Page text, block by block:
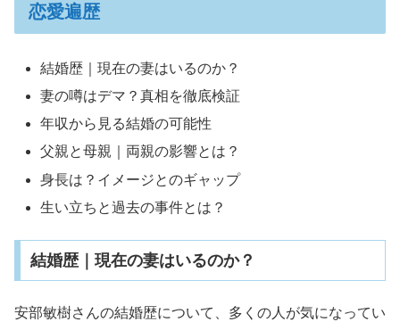
恋愛遍歴
結婚歴｜現在の妻はいるのか？
妻の噂はデマ？真相を徹底検証
年収から見る結婚の可能性
父親と母親｜両親の影響とは？
身長は？イメージとのギャップ
生い立ちと過去の事件とは？
結婚歴｜現在の妻はいるのか？
安部敏樹さんの結婚歴について、多くの人が気になってい